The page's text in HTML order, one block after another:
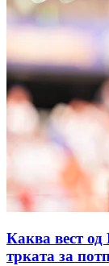
Каква вест
трката за